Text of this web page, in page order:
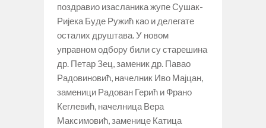
поздравио изасланика жупе Сушак-
Ријека Буде Ружић као и делегате
осталих друштава. У новом
управном одбору били су старешина
др. Петар Зец, заменик др. Павао
Радовиновић, начелник Иво Мајцан,
заменици Радован Герић и Франо
Кеглевић, начелница Вера
Максимовић, заменице Катица